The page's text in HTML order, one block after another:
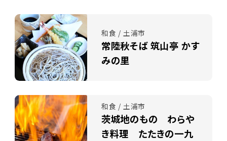
和食 / 土浦市
常陸秋そば 筑山亭 かす
みの里
和食 / 土浦市
茨城地のもの わらや
き料理 たたきの一九